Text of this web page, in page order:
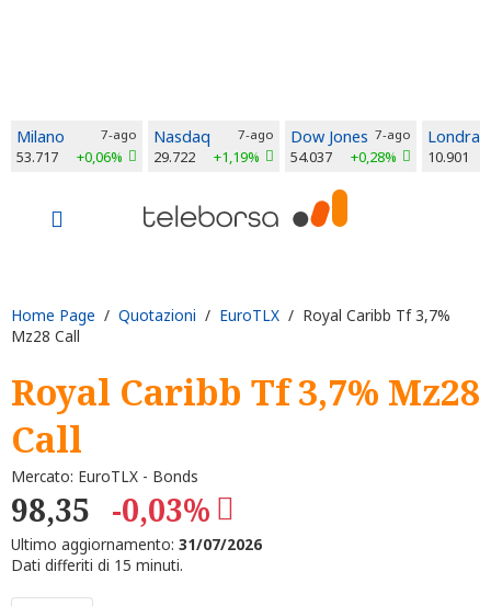
Milano 7-ago
53.717 +0,06%
Nasdaq 7-ago
29.722 +1,19%
Dow Jones 7-ago
54.037 +0,28%
Londra
10.901
Home Page / Quotazioni / EuroTLX / Royal Caribb Tf 3,7%
Mz28 Call
Royal Caribb Tf 3,7% Mz28
Call
Mercato: EuroTLX - Bonds
98,35 -0,03%
Ultimo aggiornamento: 31/07/2026
Dati differiti di 15 minuti.